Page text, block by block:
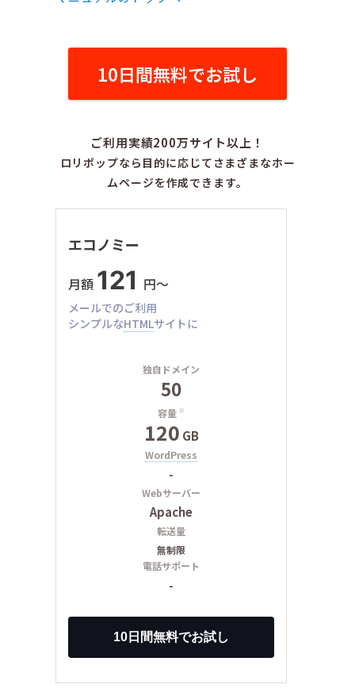
10日間無料でお試し
ご利用実績200万サイト以上！
ロリポップなら目的に応じてさまざまなホー
ムページを作成できます。
エコノミー
月額 121 円〜
メールでのご利用
シンプルなHTMLサイトに
独自ドメイン
50
容量 ※
120 GB
WordPress
-
Webサーバー
Apache
転送量
無制限
電話サポート
-